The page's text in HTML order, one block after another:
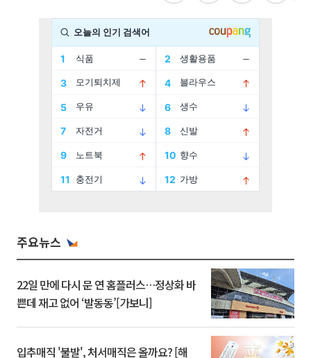
주요뉴스
22일 만에 다시 문 연 홈플러스…정상화 바
쁜데 재고 없어 ‘발동동’[가보니]
입추매직 '불발', 처서매직은 올까요? [해